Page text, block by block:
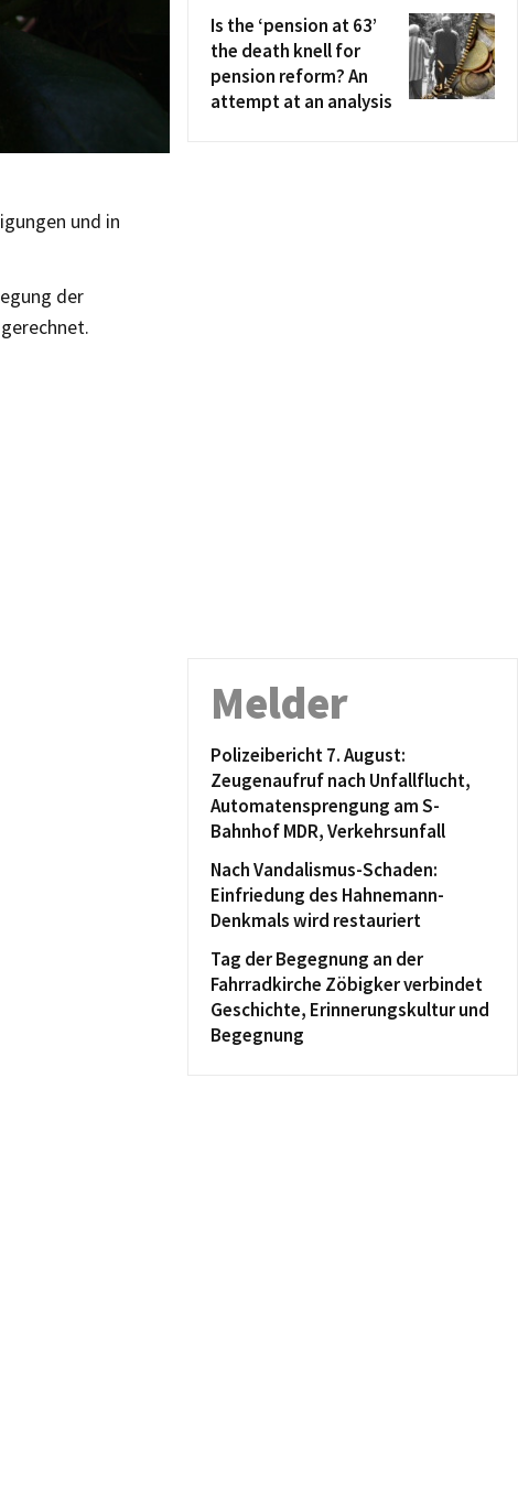
und in
der
Is the ‘pension at 63’
the death knell for
pension reform? An
attempt at an analysis
Melder
Polizeibericht 7. August:
Zeugenaufruf nach Unfallflucht,
Automatensprengung am S-
Bahnhof MDR, Verkehrsunfall
Nach Vandalismus-Schaden:
Einfriedung des Hahnemann-
Denkmals wird restauriert
Tag der Begegnung an der
Fahrradkirche Zöbigker verbindet
Geschichte, Erinnerungskultur und
Begegnung